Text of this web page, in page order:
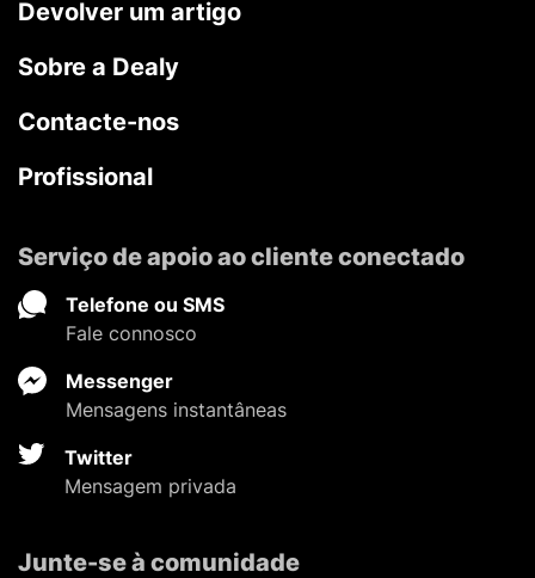
Devolver um artigo
Sobre a Dealy
Contacte-nos
Profissional
Serviço de apoio ao cliente conectado
Telefone ou SMS
Fale connosco
Messenger
Mensagens instantâneas
Twitter
Mensagem privada
Junte-se à comunidade